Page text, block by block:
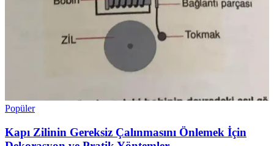
Popüler
Kapı Zilinin Gereksiz Çalınmasını Önlemek İçin